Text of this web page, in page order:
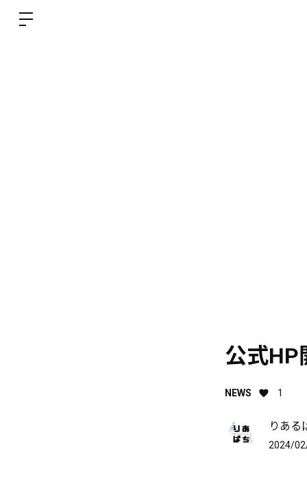
公式HP
NEWS 1
りある
2024/